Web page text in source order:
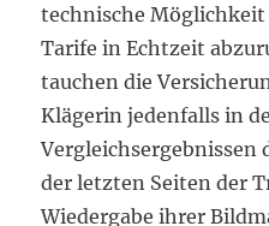
technische
Tarife in Echtzeit
tauchen die
Klägerin jedenfalls in
Vergleichsergebnissen
der letzten Seiten der
Wiedergabe ihrer